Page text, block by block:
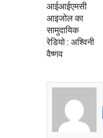
आईआईएमसी
आइजोल का
सामुदायिक
रेडियो : अश्विनी
वैष्णव